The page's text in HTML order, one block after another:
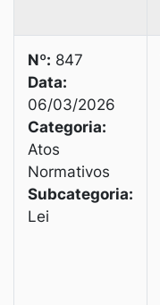
Nº: 847
Data:
06/03/2026
Categoria:
Atos
Normativos
Subcategoria:
Lei